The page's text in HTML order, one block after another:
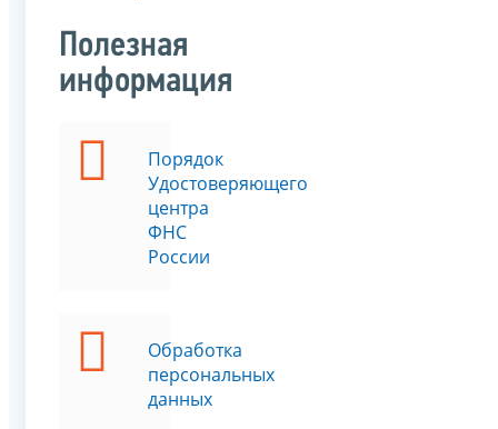
Полезная
информация
Порядок
Удостоверяющего
центра
ФНС
России
Обработка
персональных
данных